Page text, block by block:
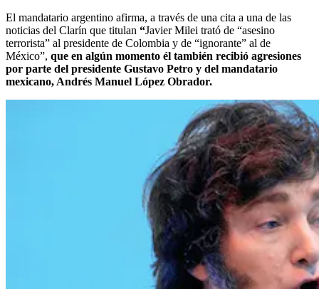
El mandatario argentino afirma, a través de una cita a una de las
noticias del Clarín que titulan “Javier Milei trató de “asesino
terrorista” al presidente de Colombia y de “ignorante” al de
México”, que en algún momento él también recibió agresiones
por parte del presidente Gustavo Petro y del mandatario
mexicano, Andrés Manuel López Obrador.